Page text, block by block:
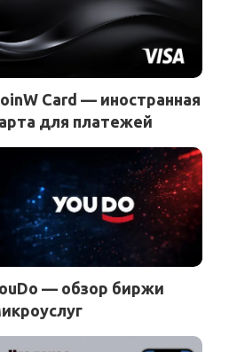
Card — иностранная
для платежей
— обзор биржи